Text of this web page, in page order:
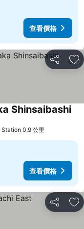
查看價格
分享 放
Shinsaibashi查
0.9 公里
查看價格
分享 放